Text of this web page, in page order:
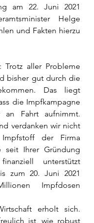
am 22. Juni 2021
Helge
und Fakten hierzu
Trotz aller Probleme
bisher gut durch die
Das liegt
die Impfkampagne
an Fahrt aufnimmt.
verdanken wir nicht
der Firma
seit Ihrer Gründung
unterstützt
zum 20. Juni 2021
Impfdosen
ist, wie robust